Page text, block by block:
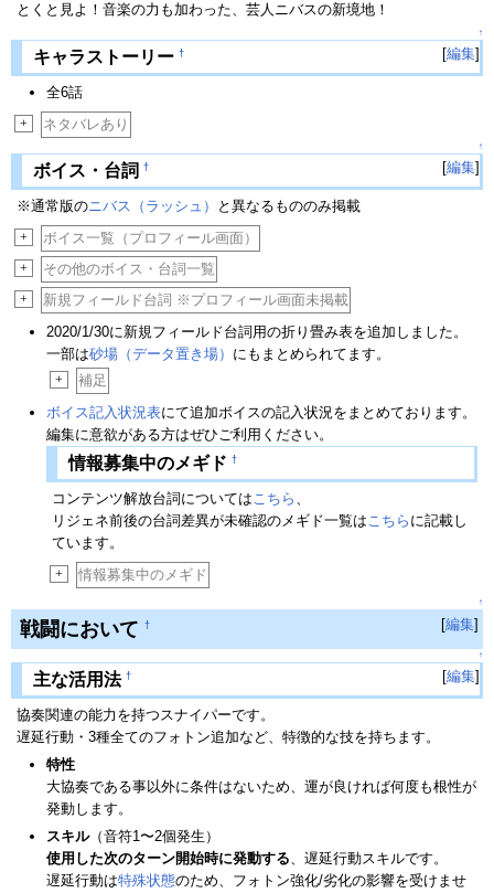
とくと見よ！音楽の力も加わった、芸人ニバスの新境地！
↑
キャラストーリー † [編集]
全6話
+ ネタバレあり
↑
ボイス・台詞 † [編集]
※通常版のニバス（ラッシュ） と異なるもののみ掲載
+ ボイス一覧（プロフィール画面）
+ その他のボイス・台詞一覧
+
新規フィールド台詞 ※プロフィール画面未掲載
2020/1/30に新規フィールド台詞用の折り畳み表を追加しました。
一部は砂場（データ置き場） にもまとめられてます。
+
補足
ボイス記入状況表にて追加ボイスの記入状況をまとめております。
編集に意欲がある方はぜひご利用ください。
情報募集中のメギド †
コンテンツ解放台詞についてはこちら 、
リジェネ前後の台詞差異が未確認のメギド一覧はこちら に記載し
ています。
+ 情報募集中のメギド
↑
戦闘において † [編集]
↑
主な活用法 † [編集]
協奏関連の能力を持つスナイパーです。
遅延行動・3種全てのフォトン追加など、特徴的な技を持ちます。
特性
大協奏である事以外に条件はないため、運が良ければ何度も根性が
発動します。
スキル（音符1〜2個発生）
使用した次のターン開始時に発動する、遅延行動スキルです。
遅延行動は特殊状態のため、フォトン強化/劣化の影響を受けませ